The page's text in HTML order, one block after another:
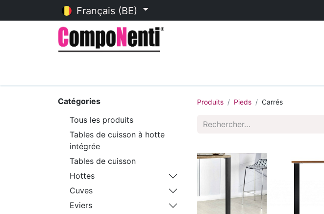
Français (BE)
Catégories
Tous les produits
Tables de cuisson à hotte
intégrée
Tables de cuisson
Hottes
Cuves
Eviers
Produits Pieds Carrés